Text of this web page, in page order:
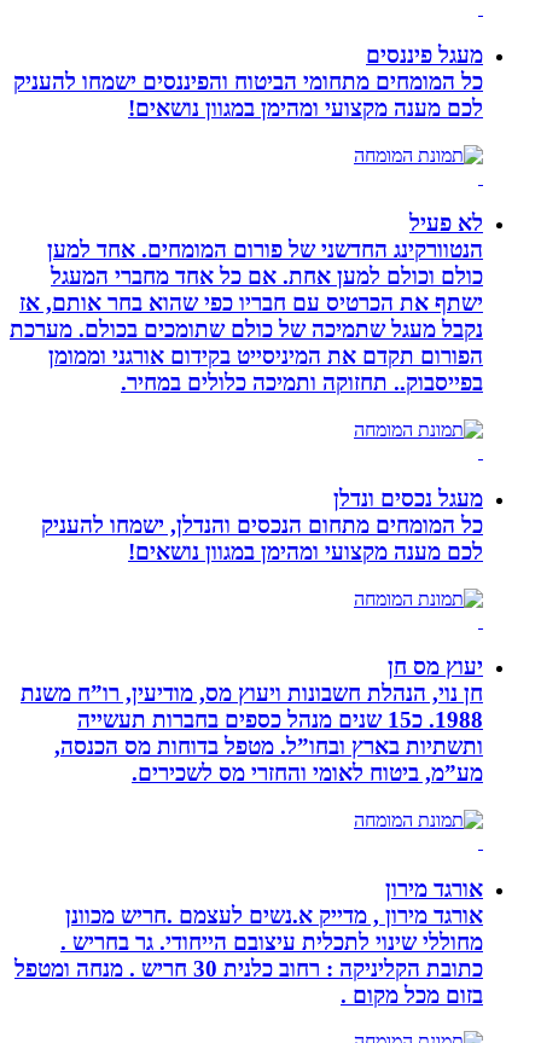
מעגל פיננסים
כל המומחים מתחומי הביטוח והפיננסים ישמחו להעניק
לכם מענה מקצועי ומהימן במגוון נושאים!
לא פעיל
הנטוורקינג החדשני של פורום המומחים. אחד למען
כולם וכולם למען אחת. אם כל אחד מחברי המעגל
ישתף את הכרטיס עם חבריו כפי שהוא בחר אותם, אז
נקבל מעגל שתמיכה של כולם שתומכים בכולם. מערכת
הפורום תקדם את המיניסייט בקידום אורגני וממומן
בפייסבוק.. תחזוקה ותמיכה כלולים במחיר.
מעגל נכסים ונדלן
כל המומחים מתחום הנכסים והנדלן, ישמחו להעניק
לכם מענה מקצועי ומהימן במגוון נושאים!
יעוץ מס חן
חן נוי, הנהלת חשבונות ויעוץ מס, מודיעין, רו”ח משנת
1988. כ15 שנים מנהל כספים בחברות תעשייה
ותשתיות בארץ ובחו”ל. מטפל בדוחות מס הכנסה,
מע”מ, ביטוח לאומי והחזרי מס לשכירים.
אורגד מירון
אורגד מירון , מדייק א.נשים לעצמם .חריש מכוונן
מחוללי שינוי לתכלית עיצובם הייחודי. גר בחריש .
כתובת הקליניקה : רחוב כלנית 30 חריש . מנחה ומטפל
בזום מכל מקום .